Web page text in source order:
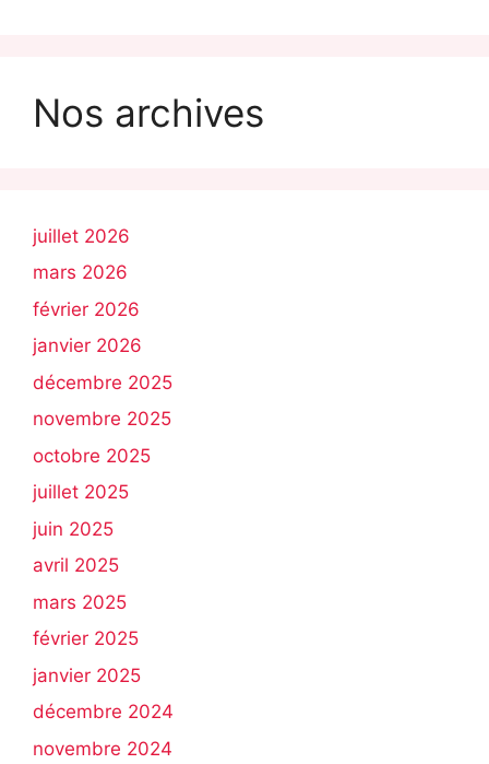
Nos archives
juillet 2026
mars 2026
février 2026
janvier 2026
décembre 2025
novembre 2025
octobre 2025
juillet 2025
juin 2025
avril 2025
mars 2025
février 2025
janvier 2025
décembre 2024
novembre 2024